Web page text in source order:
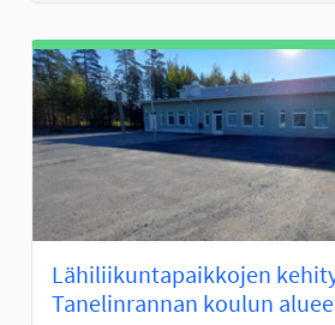
Lähiliikuntapaikkojen
Tanelinrannan koulun